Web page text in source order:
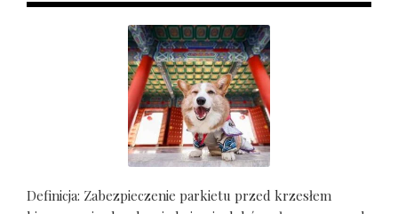
Definicja: Zabezpieczenie parkietu przed krzesłem